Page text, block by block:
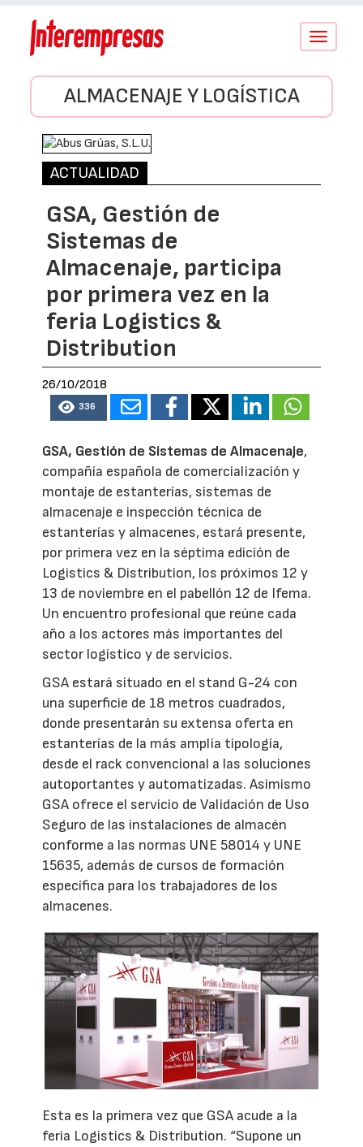
Conmutar
ALMACENAJE Y LOGÍSTICA
ACTUALIDAD
GSA, Gestión de
Sistemas de
Almacenaje, participa
por primera vez en la
feria Logistics &
Distribution
26/10/2018
336
GSA, Gestión de Sistemas de Almacenaje,
compañía española de comercialización y
montaje de estanterías, sistemas de
almacenaje e inspección técnica de
estanterías y almacenes, estará presente,
por primera vez en la séptima edición de
Logistics & Distribution, los próximos 12 y
13 de noviembre en el pabellón 12 de Ifema.
Un encuentro profesional que reúne cada
año a los actores más importantes del
sector logístico y de servicios.
GSA estará situado en el stand G-24 con
una superficie de 18 metros cuadrados,
donde presentarán su extensa oferta en
estanterías de la más amplia tipología,
desde el rack convencional a las soluciones
autoportantes y automatizadas. Asimismo
GSA ofrece el servicio de Validación de Uso
Seguro de las instalaciones de almacén
conforme a las normas UNE 58014 y UNE
15635, además de cursos de formación
específica para los trabajadores de los
almacenes.
Esta es la primera vez que GSA acude a la
feria Logistics & Distribution. “Supone un